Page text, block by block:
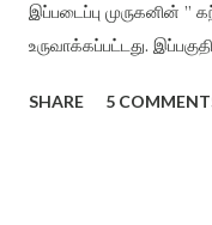
இப்படைப்பு முருகனின்
உருவாக்கப்பட்டது.
விளங்க வைத்தல் என்ற
SHARE 5